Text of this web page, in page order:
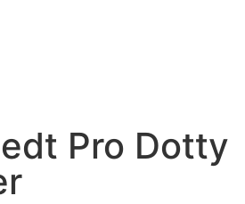
Pro Dotty